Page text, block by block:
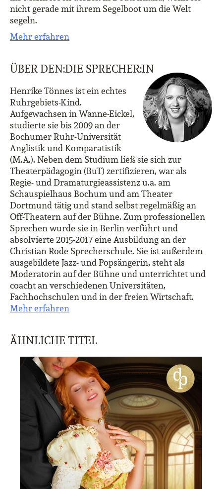
nicht gerade mit ihrem Segelboot um die Welt
segeln.
Mehr erfahren
ÜBER DEN:DIE SPRECHER:IN
Henrike Tönnes ist ein echtes
Ruhrgebiets-Kind.
Aufgewachsen in Wanne-Eickel,
studierte sie bis 2009 an der
Bochumer Ruhr-Universität
Anglistik und Komparatistik
(M.A.). Neben dem Studium ließ sie sich zur
Theaterpädagogin (BuT) zertifizieren, war als
Regie- und Dramaturgieassistenz u.a. am
Schauspielhaus Bochum und am Theater
Dortmund tätig und stand selbst regelmäßig an
Off-Theatern auf der Bühne. Zum professionellen
Sprechen wurde sie in Berlin verführt und
absolvierte 2015-2017 eine Ausbildung an der
Christian Rode Sprecherschule. Sie ist außerdem
ausgebildete Jazz- und Popsängerin, steht als
Moderatorin auf der Bühne und unterrichtet und
coacht an verschiedenen Universitäten,
Fachhochschulen und in der freien Wirtschaft.
Mehr erfahren
ÄHNLICHE TITEL